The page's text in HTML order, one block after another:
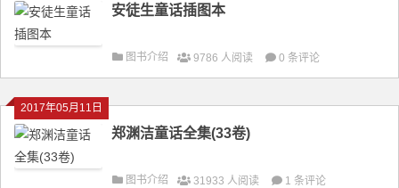
安徒生童话插图本
图书介绍 9786 人阅读 0 条评论
2017年05月11日
郑渊洁童话全集(33卷)
图书介绍 31933 人阅读 1 条评论